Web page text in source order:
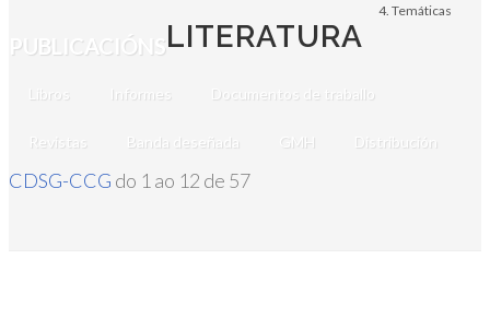
PUBLICACIÓNS
Libros Informes Documentos de traballo
Revistas Banda deseñada GMH Distribución
LITERATURA
CDSG-CCG do 1 ao 12 de 57
Temáticas